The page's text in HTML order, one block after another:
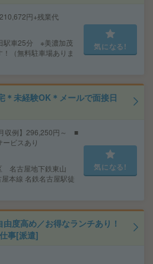
円+残業代
駅車25分 ※美濃加茂
（無料駐車場ありま
気になる!
＊未経験OK＊メールで面接日
収例】296,250円～ ■
ビスあり
名古屋地下鉄東山
本線 名鉄名古屋駅徒
気になる!
度高め／お得なランチあり！
事[派遣]